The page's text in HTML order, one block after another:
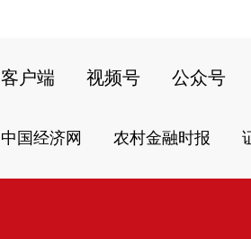
客户端 视频号 公众号
中国经济网 农村金融时报